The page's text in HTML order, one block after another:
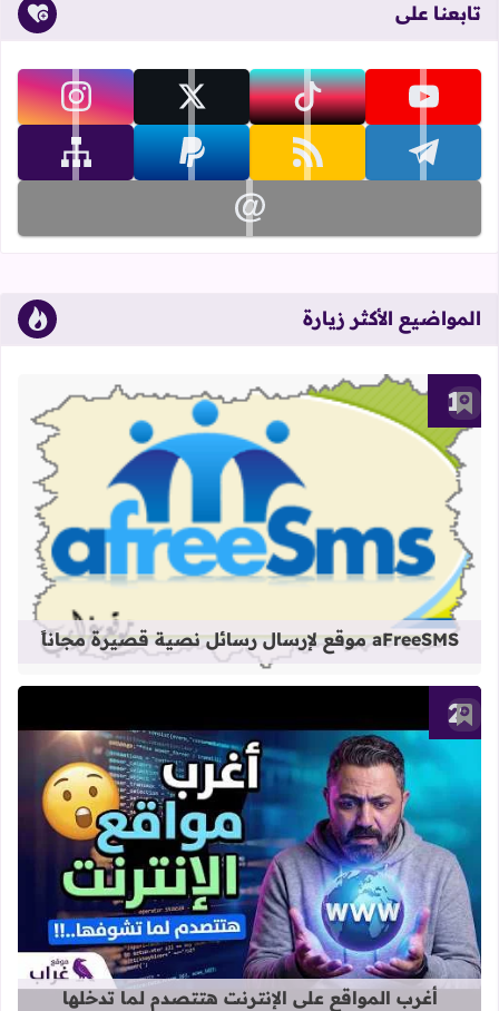
تابعنا على
تابعنا على youtube تابعنا على tiktok تابعنا على x تابعنا على instagram
تابعنا على telegram تابعنا على rss تابعنا على paypal تابعنا على sitemap
تابعنا على email
المواضيع الأكثر زيارة
أضف إلى العلامات المرجعية
قراءة المزيد عن aFreeSMS موقع لإرسال رسائل نصية قصيرة مجاناً
aFreeSMS موقع لإرسال رسائل نصية قصيرة مجاناً
أضف إلى العلامات المرجعية
قراءة المزيد عن أغرب المواقع على
أغرب المواقع على الإنترنت هتتصدم لما تدخلها